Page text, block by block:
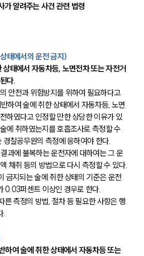
알려주는 사건 관련 법령
태에서의 운전 금지)
태에서 자동차등, 노면전차 또는 자전거
다.
안전과 위험방지를 위하여 필요하다고
하여 술에 취한 상태에서 자동차등, 노면
하였다고 인정할 만한 상당한 이유가 있
에 취하였는지를 호흡조사로 측정할 수
경찰공무원의 측정에 응하여야 한다.
과에 불복하는 운전자에 대하여는 그 운
채취 등의 방법으로 다시 측정할 수 있다.
금지되는 술에 취한 상태의 기준은 운전
0.03퍼센트 이상인 경우로 한다.
측정의 방법, 절차 등 필요한 사항은 행
.
여 술에 취한 상태에서 자동차등 또는